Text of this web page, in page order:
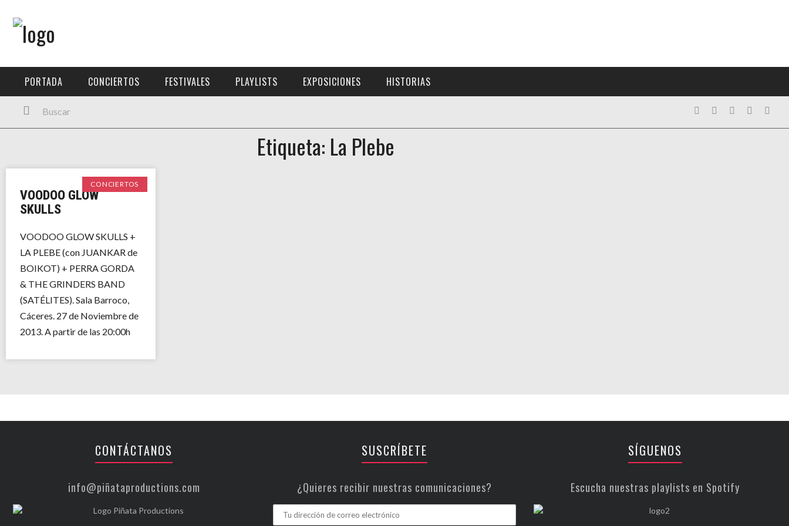
PORTADA
FESTIVALES
HISTORIAS
PORTADA CONCIERTOS FESTIVALES PLAYLISTS EXPOSICIONES HISTORIAS
Etiqueta: La Plebe
CONCIERTOS
VOODOO GLOW
SKULLS
VOODOO GLOW SKULLS +
LA PLEBE (con JUANKAR de
BOIKOT) + PERRA GORDA
& THE GRINDERS BAND
(SATÉLITES). Sala Barroco,
Cáceres. 27 de Noviembre de
2013. A partir de las 20:00h
CONTÁCTANOS
info@piñataproductions.com
SUSCRÍBETE
¿Quieres recibir nuestras comunicaciones?
SÍGUENOS
Escucha nuestras playlists en Spotify